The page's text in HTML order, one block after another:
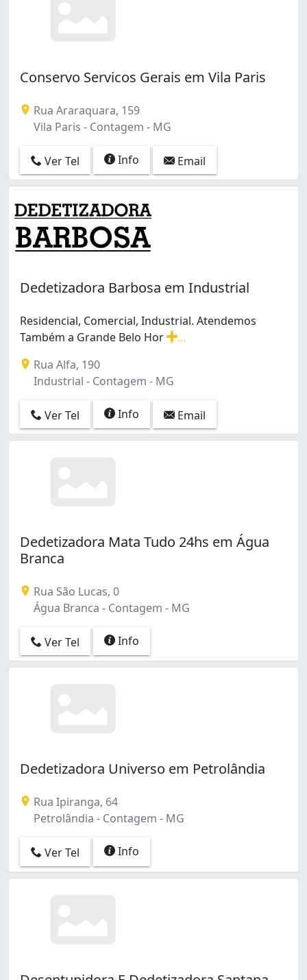
Conservo Servicos Gerais em Vila Paris
Rua Araraquara, 159
Vila Paris - Contagem - MG
Ver Tel Info Email
Dedetizadora Barbosa em Industrial
Residencial, Comercial, Industrial. Atendemos
Também a Grande Belo Hor
Rua Alfa, 190
Industrial - Contagem - MG
Ver Tel Info Email
Dedetizadora Mata Tudo 24hs em Água
Branca
Rua São Lucas, 0
Água Branca - Contagem - MG
Ver Tel Info
Dedetizadora Universo em Petrolândia
Rua Ipiranga, 64
Petrolândia - Contagem - MG
Ver Tel Info